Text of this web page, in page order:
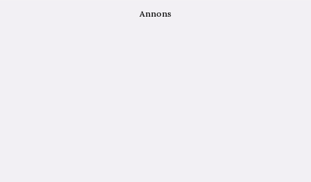
Annons